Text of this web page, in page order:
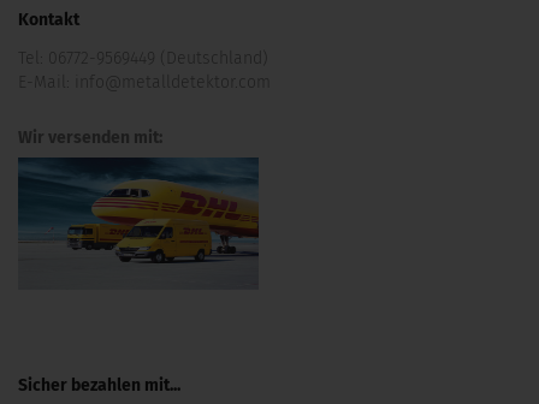
Kontakt
Tel:
06772-9569449 (Deutschland)
E-Mail:
info@metalldetektor.com
Wir versenden mit:
Sicher bezahlen mit...